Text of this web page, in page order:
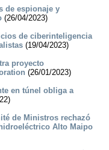
de espionaje y
(26/04/2023)
de ciberinteligencia
(19/04/2023)
proyecto
(26/01/2023)
en túnel obliga a
de Ministros rechazó
Alto Maipo